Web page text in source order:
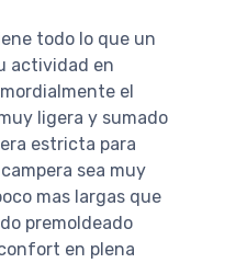
todo lo que un
actividad en
el
ligera y sumado
estricta para
sea muy
mas largas que
premoldeado
en plena